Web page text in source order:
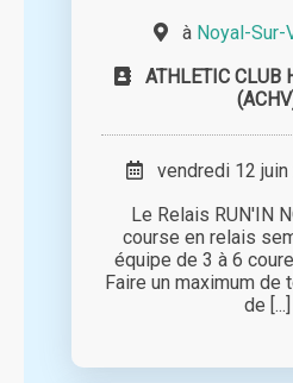
à Noyal-Sur-
ATHLETIC CLUB
vendredi 12 juin
Le Relais RUN'IN
course en relais
équipe de 3 à 6
Faire un maximum de
de [...]